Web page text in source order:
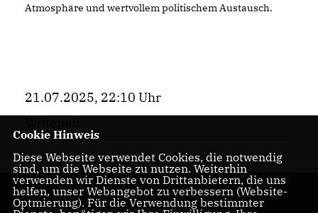
Atmosphäre und wertvollem politischem Austausch.
21.07.2025, 22:10 Uhr
Cookie Hinweis
Diese Webseite verwendet Cookies, die notwendig
sind, um die Webseite zu nutzen. Weiterhin
verwenden wir Dienste von Drittanbietern, die uns
helfen, unser Webangebot zu verbessern (Website-
Optmierung). Für die Verwendung bestimmter